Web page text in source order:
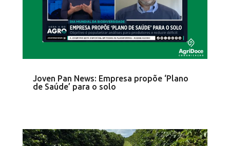
Joven Pan News: Empresa propõe ‘Plano
de Saúde’ para o solo